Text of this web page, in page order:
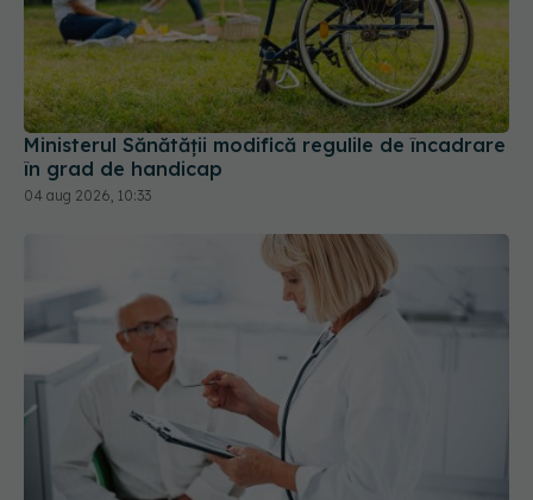
Ministerul Sănătății modifică regulile de încadrare
în grad de handicap
04 aug 2026, 10:33
Din această toamnă, CNAS schimbă regulile
pentru consultațiile medicale. Ce se modifică
pentru pacienți
01 aug 2026, 15:19